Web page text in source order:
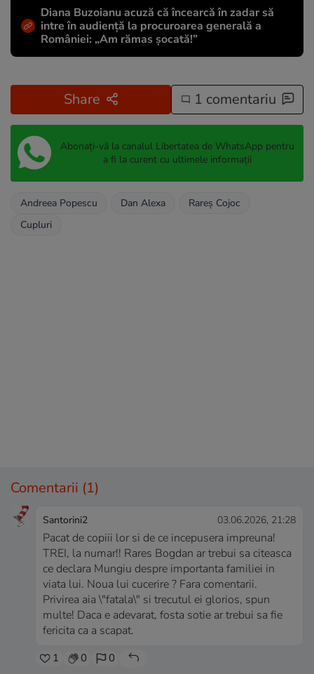
Diana Buzoianu acuză că încearcă în zadar să
intre în audiență la procuroarea generală a
României: „Am rămas șocată!”
Share 1 comentariu
Abonați-vă la canalul Libertatea de WhatsApp pentru
a fi la curent cu ultimele informații
Andreea Popescu Dan Alexa
Rareş Cojoc
Cupluri
Comentarii (1)
Santorini2 03.06.2026, 21:28
Pacat de copiii lor si de ce incepusera impreuna!
TREI, la numar!! Rares Bogdan ar trebui sa citeasca
ce declara Mungiu despre importanta familiei in
viata lui. Noua lui cucerire ? Fara comentarii.
Privirea aia \"fatala\" si trecutul ei glorios, spun
multe! Daca e adevarat, fosta sotie ar trebui sa fie
fericita ca a scapat.
1 0 0